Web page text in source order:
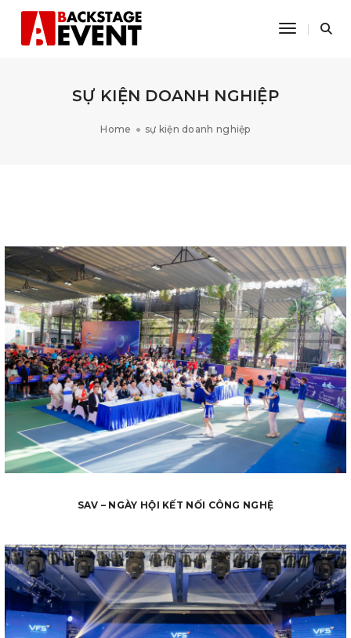
Toggle
SỰ KIỆN DOANH NGHIỆP
Home sự kiện doanh nghiệp
SAV – NGÀY HỘI KẾT NỐI CÔNG NGHỆ